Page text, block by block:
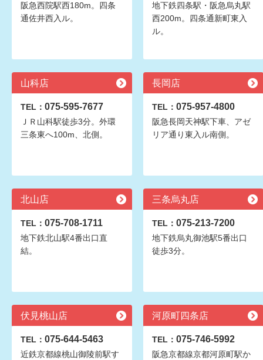
阪急西院駅西180m。四条
通佐井西入ル。
地下鉄四条駅・阪急烏丸駅
西200m。四条通新町東入
ル。
山科店
TEL： 075-595-7677
ＪＲ山科駅徒歩3分。外環
三条東へ100m、北側。
長岡店
TEL： 075-957-4800
阪急長岡天神駅下車、アゼ
リア通り東入ル南側。
北山店
TEL： 075-708-1711
地下鉄北山駅4番出口直
結。
三条烏丸店
TEL： 075-213-7200
地下鉄烏丸御池駅5番出口
徒歩3分。
伏見桃山店
TEL： 075-644-5463
近鉄京都線桃山御陵前駅す
河原町四条店
TEL： 075-746-5992
阪急京都線京都河原町駅か